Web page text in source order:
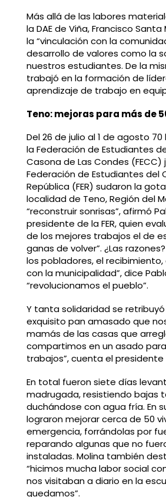
Más allá de las labores
la DAE de Viña, Francisco
la “vinculación con la
desarrollo de valores como la
nuestros estudiantes. De la
trabajó en la formación de
aprendizaje de trabajo en
Teno: mejoras para más de
Del 26 de julio al 1 de agosto
la Federación de Estudiantes
Casona de Las Condes (FECC)
Federación de Estudiantes del
República (FER) sudaron la
localidad de Teno, Región del
“reconstruir sonrisas”, afirmó
presidente de la FER, quien
de los mejores trabajos el de
ganas de volver”. ¿Las
los pobladores, el
con la municipalidad”, dice
“revolucionamos el pueblo”.
Y tanta solidaridad se retribuyó
exquisito pan amasado que
mamás de las casas que
compartimos en un asado
trabajos”, cuenta el presidente
En total fueron siete días
madrugada, resistiendo bajas
duchándose con agua fría. En
lograron mejorar cerca de 50
emergencia, forrándolas por
reparando algunas que no
instaladas. Molina también
“hicimos mucha labor social
nos visitaban a diario en la
quedamos”.